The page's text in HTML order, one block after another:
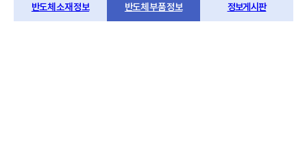
반도체 소재 정보 반도체 부품 정보 정보게시판